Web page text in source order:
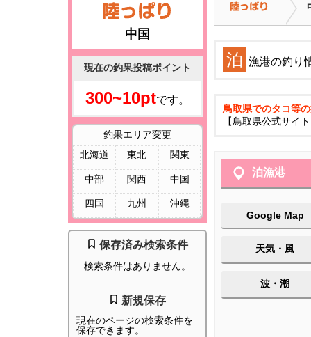
中国
現在の釣果投稿ポイント
300~10ptです。
釣果エリア変更
北海道
東北 関東
中部 関西 中国
四国 九州 沖縄
保存済み検索条件
検索条件はありません。
新規保存
現在のページの検索条件を
保存できます。
泊 漁港の釣り
鳥取県でのタコ等
【鳥取県公式サイ
泊漁港
Google Map
天気・風
波・潮